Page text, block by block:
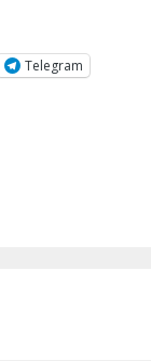
Telegram